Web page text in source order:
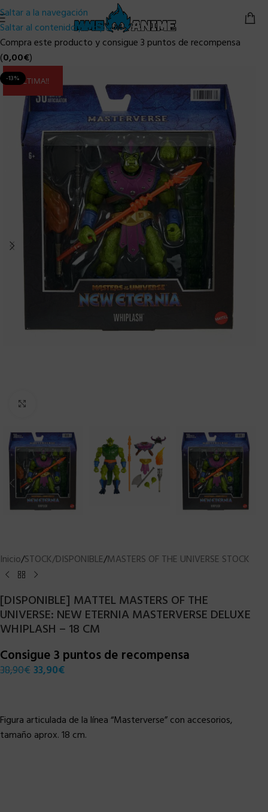
Saltar a la navegación
Saltar al contenido principal
Compra este producto y consigue 3 puntos de recompensa
(0,00€)
-13%ULTIMA!!
Inicio/STOCK/DISPONIBLE/MASTERS OF THE UNIVERSE STOCK
[DISPONIBLE] MATTEL MASTERS OF THE
UNIVERSE: NEW ETERNIA MASTERVERSE DELUXE
WHIPLASH – 18 CM
Consigue 3 puntos de recompensa
38,90€ 33,90€
Figura articulada de la línea “Masterverse” con accesorios,
tamaño aprox. 18 cm.